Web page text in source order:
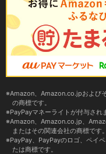
Amazon、Amazon.co.jpおよび
の商標です。
PayPayマネーライトが付与され
Amazon、Amazon.co.jp、
またはその関連会社の商標です。
PayPay、PayPayのロゴ、ペイ
たは商標です。